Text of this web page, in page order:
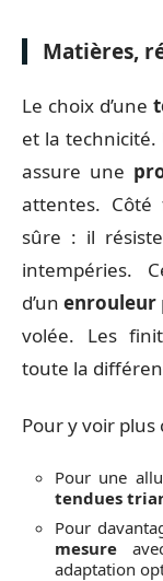
Matières,
Le choix d’une
et la
assure une
attentes. Côté
sûre : il
intempéries.
d’un enrouleur
volée. Les
toute la
Pour y voir plus
Pour une
tendues
Pour
mesure
adaptation